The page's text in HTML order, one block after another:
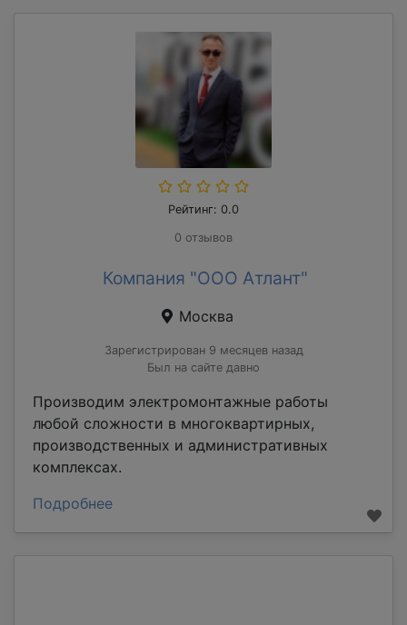
Рейтинг: 0.0
0 отзывов
Компания "ООО Атлант"
Москва
Зарегистрирован 9 месяцев назад
Был на сайте давно
Производим электромонтажные работы
любой сложности в многоквартирных,
производственных и административных
комплексах.
Подробнее